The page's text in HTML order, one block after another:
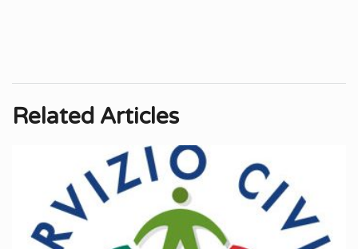
Related Articles